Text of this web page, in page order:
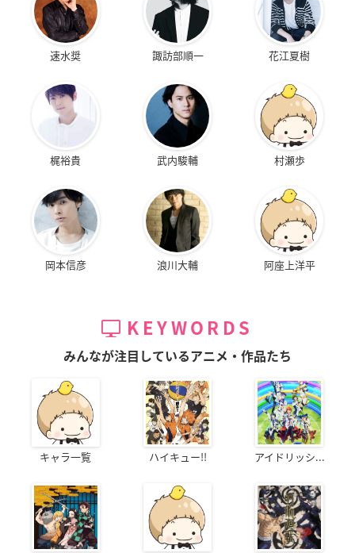
速水奨 諏訪部順一 花江夏樹
梶裕貴 武内駿輔 村瀬歩
岡本信彦 浪川大輔 阿座上洋平
KEYWORDS
みんなが注目しているアニメ・作品たち
キャラ一覧 ハイキュー!! アイドリッシ...